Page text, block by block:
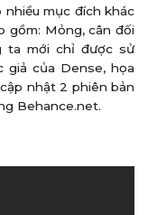
mục đích khác
gồm: Mỏng, cân đối
ta mới chỉ được sử
giả của Dense, họa
nhật 2 phiên bản
Behance.net.